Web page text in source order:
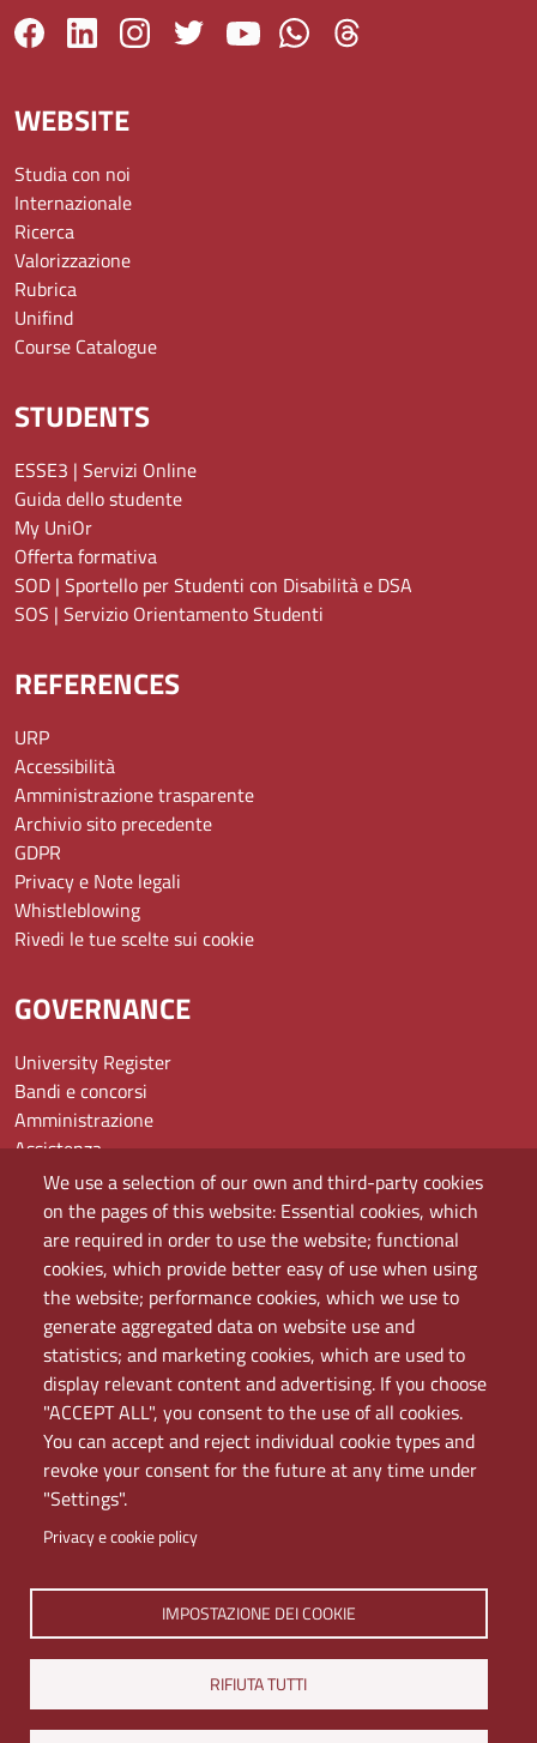
We use a selection of our own and third-party cookies
on the pages of this website: Essential cookies, which
are required in order to use the website; functional
cookies, which provide better easy of use when using
the website; performance cookies, which we use to
generate aggregated data on website use and
statistics; and marketing cookies, which are used to
display relevant content and advertising. If you choose
"ACCEPT ALL", you consent to the use of all cookies.
You can accept and reject individual cookie types and
revoke your consent for the future at any time under
"Settings".
Privacy e cookie policy
IMPOSTAZIONE DEI COOKIE
RIFIUTA TUTTI
WEBSITE
Studia con noi
Internazionale
Ricerca
Valorizzazione
Rubrica
Unifind
Course Catalogue
STUDENTS
ESSE3 | Servizi Online
Guida dello studente
My UniOr
Offerta formativa
SOD | Sportello per Studenti con Disabilità e DSA
SOS | Servizio Orientamento Studenti
REFERENCES
URP
Accessibilità
Amministrazione trasparente
Archivio sito precedente
GDPR
Privacy e Note legali
Whistleblowing
Rivedi le tue scelte sui cookie
GOVERNANCE
University Register
Bandi e concorsi
Amministrazione
Assistenza
Domande frequenti (FAQ)
Elenco dei siti tematici
Mappa del sito
PEC
Rete Wi-Fi Eduroam
Servizio Proxy
Guida all’uso del portale
Università di Napoli L'Orientale. Palazzo Du Mesnil -
Via Chiatamone 61/62 - 80121 Napoli
Tel. +390816909000 | Partita IVA 00297640633 | PEC:
ateneo@pec.unior.it